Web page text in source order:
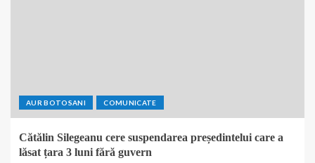
AUR BOTOSANI COMUNICATE
Cătălin Silegeanu cere suspendarea președintelui care a
lăsat țara 3 luni fără guvern